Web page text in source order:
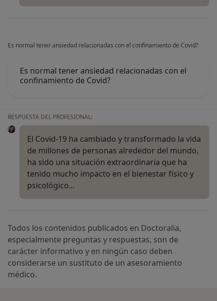
Es normal tener ansiedad relacionadas con el confinamiento de Covid?
Es normal tener ansiedad relacionadas con el
confinamiento de Covid?
RESPUESTA DEL PROFESIONAL:
El Covid-19 ha cambiado y transformado la vida
de millones de personas alrededor del mundo,
ha sido una situación extraordinaria que ha
tenido mucho impacto en el bienestar físico y
psicológico…
Todos los contenidos publicados en Doctoralia,
especialmente preguntas y respuestas, son de
carácter informativo y en ningún caso deben
considerarse un sustituto de un asesoramiento
médico.